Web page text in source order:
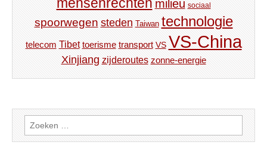
milieu sociaal
spoorwegen steden Taiwan technologie
telecom Tibet toerisme transport VS VS-China
Xinjiang zijderoutes zonne-energie
Zoeken
naar: